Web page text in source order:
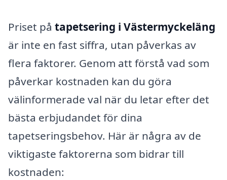
Priset på tapetsering i Västermyckeläng
är inte en fast siffra, utan påverkas av
flera faktorer. Genom att förstå vad som
påverkar kostnaden kan du göra
välinformerade val när du letar efter det
bästa erbjudandet för dina
tapetseringsbehov. Här är några av de
viktigaste faktorerna som bidrar till
kostnaden: